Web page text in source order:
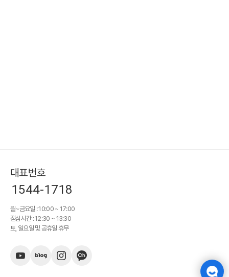
대표번호
1544-1718
월~금요일 : 10:00 ~ 17:00
점심시간 : 12:30 ~ 13:30
토, 일요일 및 공휴일 휴무